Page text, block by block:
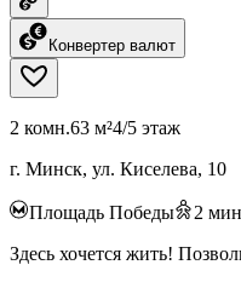
Конвертер валют
2 комн.63 м²4/5 этаж
г. Минск, ул. Киселева, 10
Площадь Победы 2
Здесь хочется жить!